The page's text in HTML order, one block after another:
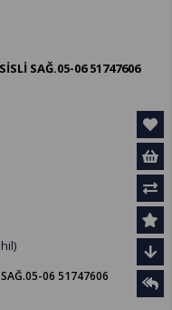
SAĞ.05-06 51747606
SAĞ.05-06 51747606